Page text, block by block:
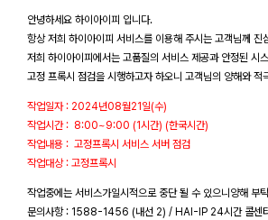
안녕하세요 하이아이피 입니다.
항상 저희 하이아이피 서비스를 이용해 주시는 고객님께 진
저희 하이아이피에서는 고품질의 서비스 제공과 안정된 시
고정 프록시 점검을 시행하고자 하오니 고객님의 양해와 적
작업일자 : 2024년08월21일(수)
작업시간 : 8:00~9:00 (1시간) (한국시간)
작업내용 : 고정프록시 서비스 서버 점검
작업대상 : 고정프록시
작업중에는 서비스가일시적으로 중단 될 수 있으니양해 부
문의사항 : 1588-1456 (내선 2) / HAI-IP 24시간 콜센